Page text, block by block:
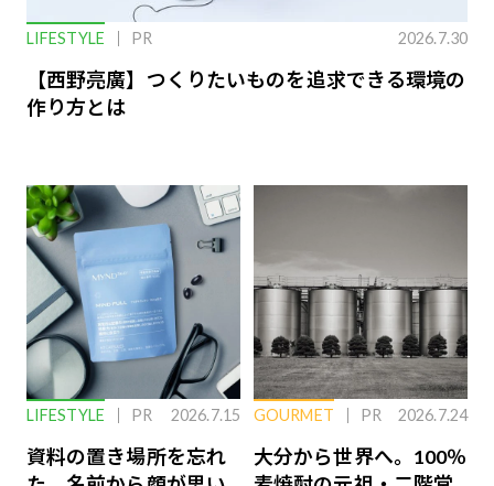
LIFESTYLE PR 2026.7.30
【西野亮廣】つくりたいものを追求できる環境の
作り方とは
LIFESTYLE PR 2026.7.15
資料の置き場所を忘れ
GOURMET PR 2026.7.24
大分から世界へ。100％